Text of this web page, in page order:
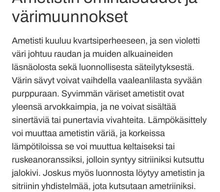
värimuunnokset
Ametisti kuuluu kvartsiperheeseen, ja sen violetti
väri johtuu raudan ja muiden alkuaineiden
läsnäolosta sekä luonnollisesta säteilytyksestä.
Värin sävyt voivat vaihdella vaaleanlilasta syvään
purppuraan. Syvimmän väriset ametistit ovat
yleensä arvokkaimpia, ja ne voivat sisältää
sinertäviä tai punertavia vivahteita. Lämpökäsittely
voi muuttaa ametistin väriä, ja korkeissa
lämpötiloissa se voi muuttua keltaiseksi tai
ruskeanoranssiksi, jolloin syntyy sitriiniksi kutsuttu
jalokivi. Joskus myös luonnosta löytyy ametistin ja
sitriinin yhdistelmää, jota kutsutaan ametriiniksi.